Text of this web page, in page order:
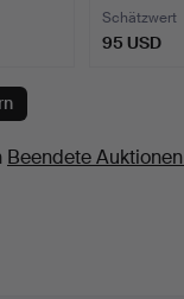
Schätzwert
95 USD
Beendete